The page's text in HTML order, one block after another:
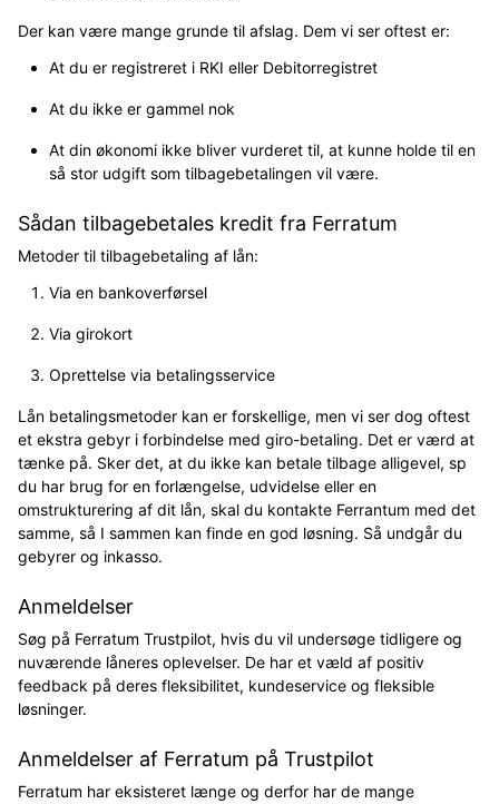
Der kan være mange grunde til afslag. Dem vi ser oftest er:
At du er registreret i RKI eller Debitorregistret
At du ikke er gammel nok
At din økonomi ikke bliver vurderet til, at kunne holde til en
så stor udgift som tilbagebetalingen vil være.
Sådan tilbagebetales kredit fra Ferratum
Metoder til tilbagebetaling af lån:
Via en bankoverførsel
Via girokort
Oprettelse via betalingsservice
Lån betalingsmetoder kan er forskellige, men vi ser dog oftest
et ekstra gebyr i forbindelse med giro-betaling. Det er værd at
tænke på. Sker det, at du ikke kan betale tilbage alligevel, sp
du har brug for en forlængelse, udvidelse eller en
omstrukturering af dit lån, skal du kontakte Ferrantum med det
samme, så I sammen kan finde en god løsning. Så undgår du
gebyrer og inkasso.
Anmeldelser
Søg på Ferratum Trustpilot, hvis du vil undersøge tidligere og
nuværende låneres oplevelser. De har et væld af positiv
feedback på deres fleksibilitet, kundeservice og fleksible
løsninger.
Anmeldelser af Ferratum på Trustpilot
Ferratum har eksisteret længe og derfor har de mange